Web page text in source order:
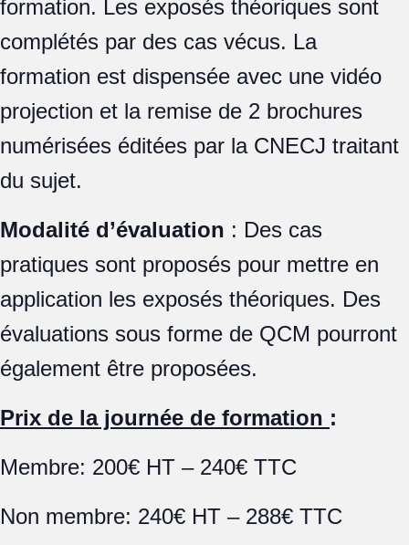
formation. Les exposés théoriques sont
complétés par des cas vécus. La
formation est dispensée avec une vidéo
projection et la remise de 2 brochures
numérisées éditées par la CNECJ traitant
du sujet.
Modalité d’évaluation : Des cas
pratiques sont proposés pour mettre en
application les exposés théoriques. Des
évaluations sous forme de QCM pourront
également être proposées.
Prix de la journée de formation :
Membre: 200€ HT – 240€ TTC
Non membre: 240€ HT – 288€ TTC